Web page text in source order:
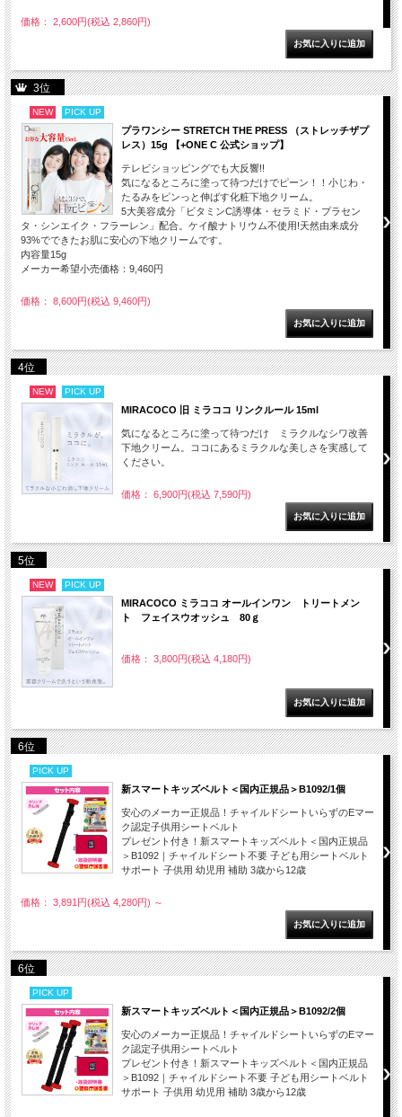
価格： 2,600円(税込 2,860円)
3位
NEW PICK UP
プラワンシー STRETCH THE PRESS （ストレッチザプ
レス）15g 【+ONE C 公式ショップ】
テレビショッピングでも大反響!!
気になるところに塗って待つだけでピーン！！小じわ・
たるみをピンっと伸ばす化粧下地クリーム。
5大美容成分「ビタミンC誘導体・セラミド・プラセン
タ・シンエイク・フラーレン」配合。ケイ酸ナトリウム不使用!天然由来成分
93%でできたお肌に安心の下地クリームです。
内容量15g
メーカー希望小売価格：9,460円
価格： 8,600円(税込 9,460円)
4位
NEW PICK UP
MIRACOCO 旧 ミラココ リンクルール 15ml
気になるところに塗って待つだけ ミラクルなシワ改善
下地クリーム。ココにあるミラクルな美しさを実感して
ください。
価格： 6,900円(税込 7,590円)
5位
NEW PICK UP
MIRACOCO ミラココ オールインワン トリートメン
ト フェイスウオッシュ 80ｇ
価格： 3,800円(税込 4,180円)
6位
PICK UP
新スマートキッズベルト＜国内正規品＞B1092/1個
安心のメーカー正規品！チャイルドシートいらずのEマー
ク認定子供用シートベルト
プレゼント付き！新スマートキッズベルト＜国内正規品
＞B1092｜チャイルドシート不要 子ども用シートベルト
サポート 子供用 幼児用 補助 3歳から12歳
価格： 3,891円(税込 4,280円) ～
6位
PICK UP
新スマートキッズベルト＜国内正規品＞B1092/2個
安心のメーカー正規品！チャイルドシートいらずのEマー
ク認定子供用シートベルト
プレゼント付き！新スマートキッズベルト＜国内正規品
＞B1092｜チャイルドシート不要 子ども用シートベルト
サポート 子供用 幼児用 補助 3歳から12歳